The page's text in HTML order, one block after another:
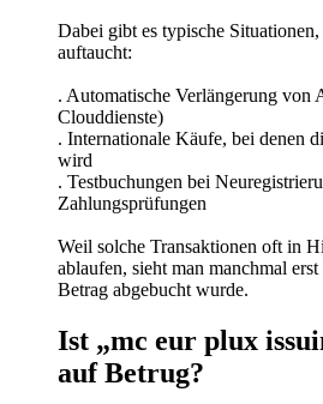
Dabei gibt es typische
auftaucht:
. Automatische Verlängerung von
Clouddienste)
. Internationale Käufe, bei denen
wird
. Testbuchungen bei
Zahlungsprüfungen
Weil solche Transaktionen oft in
ablaufen, sieht man manchmal erst
Betrag abgebucht wurde.
Ist „mc eur plux
auf Betrug?